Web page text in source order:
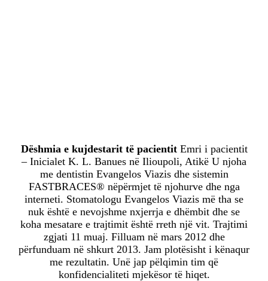
Dëshmia e kujdestarit të pacientitEmri i pacientit
– Inicialet K. L. Banues në Ilioupoli, Atikë U njoha
me dentistin Evangelos Viazis dhe sistemin
FASTBRACES® nëpërmjet të njohurve dhe nga
interneti. Stomatologu Evangelos Viazis më tha se
nuk është e nevojshme nxjerrja e dhëmbit dhe se
koha mesatare e trajtimit është rreth një vit. Trajtimi
zgjati 11 muaj. Filluam në mars 2012 dhe
përfunduam në shkurt 2013. Jam plotësisht i kënaqur
me rezultatin. Unë jap pëlqimin tim që
konfidencialiteti mjekësor të hiqet.